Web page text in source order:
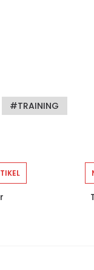
TRAINING